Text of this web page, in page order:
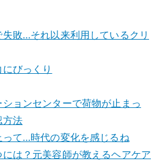
敗…それ以来利用しているクリ
びっくり
ョンセンターで荷物が止まっ
方法
て…時代の変化を感じるね
は？元美容師が教えるヘアケア